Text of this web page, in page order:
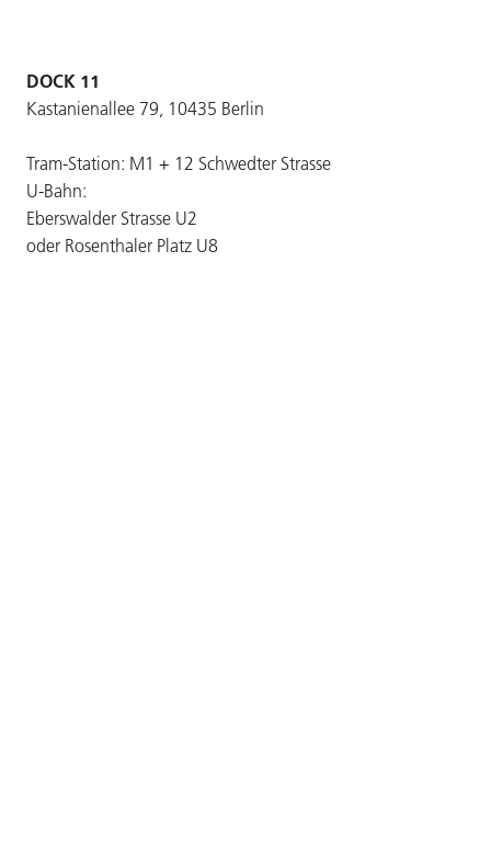
DOCK 11
Kastanienallee 79, 10435 Berlin
Tram-Station: M1 + 12 Schwedter Strasse
U-Bahn:
Eberswalder Strasse U2
oder Rosenthaler Platz U8